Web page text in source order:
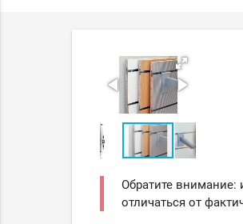
Обратите внимание:
отличаться от